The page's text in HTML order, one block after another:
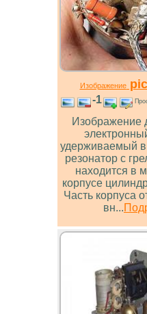
Изображение
-1
Изображение
удерживаемый в
резонатор с
находится в
корпусе
Часть корпуса
вн...